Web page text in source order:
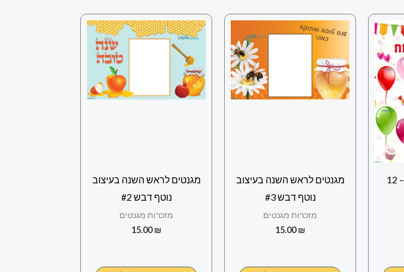
שמשונית יום הולדת – 12
מגנטים לראש השנה בעיצוב
נוטף דבש #3
מזכרות מגנטים
15.00₪
מגנטים לראש השנה בעיצוב
נוטף דבש #2
מזכרות מגנטים
15.00₪